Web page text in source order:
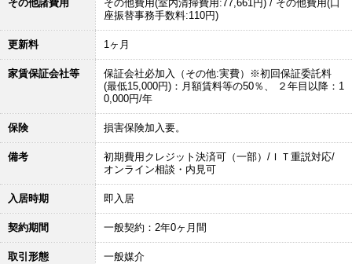
その他諸費用
その他費用(室内清掃費用:77,661円) / その他費用(口
座振替事務手数料:110円)
更新料 1ヶ月
家賃保証会社等
保証会社必加入（その他:実費）※初回保証委託料
(最低15,000円)：月額賃料等の50％、 ２年目以降：1
0,000円/年
保険 損害保険加入要。
備考
初期費用クレジット決済可（一部）/ＩＴ重説対応/
オンライン相談・内見可
入居時期 即入居
契約期間 一般契約：2年0ヶ月間
取引形態 一般媒介